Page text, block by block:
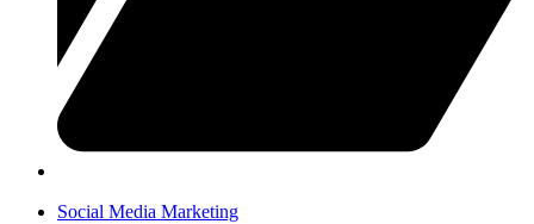
Social Media Marketing